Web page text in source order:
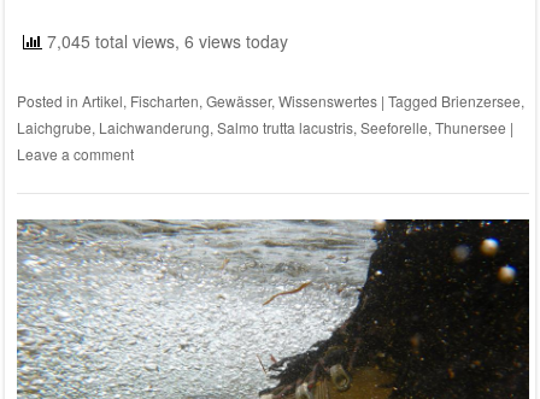
7,045 total views, 6 views today
Posted in Artikel, Fischarten,Gewässer,Wissenswertes | Tagged Brienzersee,
Laichgrube, Laichwanderung,Salmo trutta lacustris,Seeforelle,Thunersee |
Leave a comment